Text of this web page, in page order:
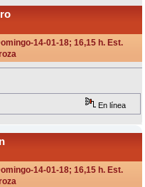
14-01-18; 16,15 h. Est.
En línea
14-01-18; 16,15 h. Est.